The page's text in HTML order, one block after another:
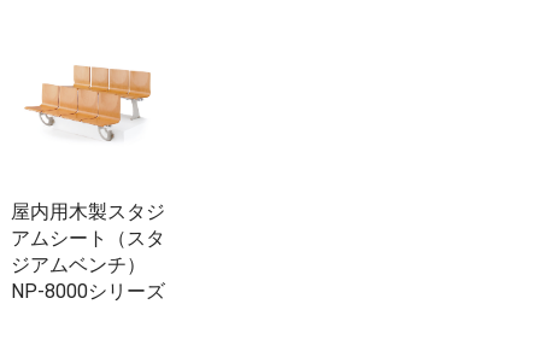
屋内用木製スタジ
アムシート（スタ
ジアムベンチ）
NP-8000シリーズ